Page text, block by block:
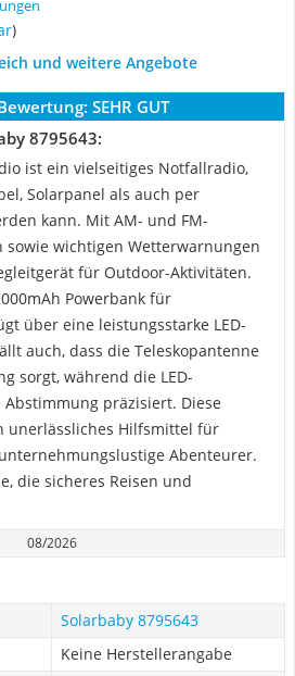
)
und weitere Angebote
SEHR GUT
8795643:
ist ein vielseitiges Notfallradio,
Solarpanel als auch per
kann. Mit AM- und FM-
sowie wichtigen Wetterwarnungen
für Outdoor-Aktivitäten.
Powerbank für
über eine leistungsstarke LED-
auch, dass die Teleskopantenne
sorgt, während die LED-
präzisiert. Diese
unerlässliches Hilfsmittel für
Abenteurer.
die sicheres Reisen und
08/2026
Solarbaby 8795643
Keine Herstellerangabe